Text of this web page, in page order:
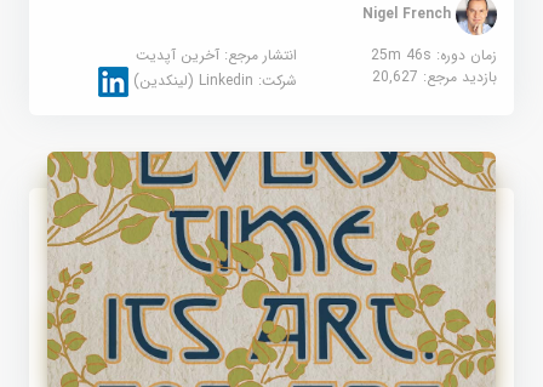
Nigel French
زمان دوره: 25m 46s
انتشار مرجع:آخرین آپدیت
بازدید مرجع:20,627 شرکت:Linkedin (لینکدین)